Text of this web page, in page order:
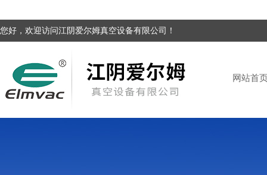
您好，欢迎访问江阴爱尔姆真空设备有限公司！
网站首